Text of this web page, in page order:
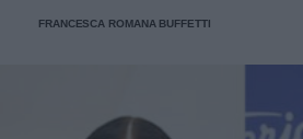
FRANCESCA ROMANA BUFFETTI